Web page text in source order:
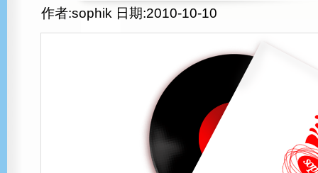
作者:sophik 日期:2010-10-10